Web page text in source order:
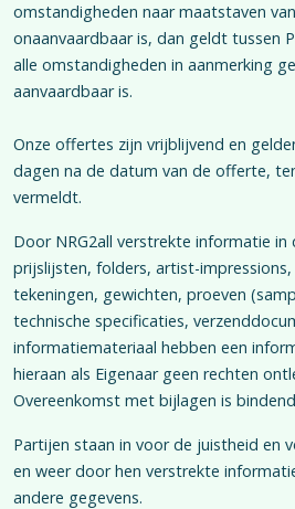
omstandigheden naar maatstaven
onaanvaardbaar is, dan geldt tussen
alle omstandigheden in aanmerking
aanvaardbaar is.
Onze offertes zijn vrijblijvend en
dagen na de datum van de offerte,
vermeldt.
Door NRG2all verstrekte informatie in
prijslijsten, folders, artist-
tekeningen, gewichten, proeven
technische specificaties,
informatiemateriaal hebben een
hieraan als Eigenaar geen rechten
Overeenkomst met bijlagen is
Partijen staan in voor de juistheid en
en weer door hen verstrekte
andere gegevens.